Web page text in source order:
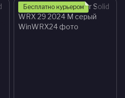
Бесплатно курьером